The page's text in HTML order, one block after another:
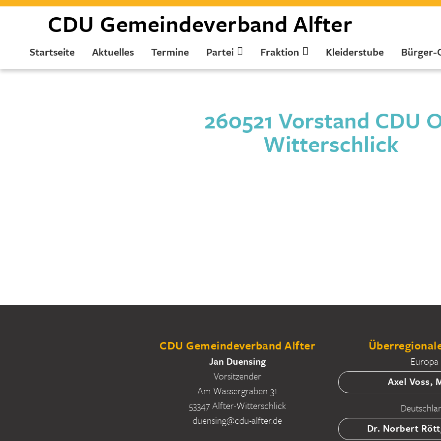
CDU Gemeindeverband Alfter
Startseite Aktuelles Termine Partei Fraktion Kleiderstube Bürger-
260521 Vorstand CDU
Witterschlick
CDU Gemeindeverband Alfter
Jan Duensing
Vorsitzender
Am Wassergraben 31
53347 Alfter-Witterschlick
duensing@cdu-alfter.de
Europa
Axel Voss,
Dr. Norbert